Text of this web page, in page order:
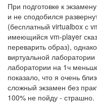
При подготовке к
и не сподобился
(бесплатный virtualbox с
имеющийся vm-player
переварить образ),
виртуальной
лаборатории на 1ч
показало, что я очень
сложный экзамен без
100% не пойду - страшно.